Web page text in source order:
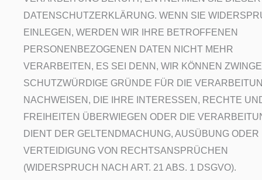
DATENSCHUTZERKLÄRUNG. WENN SIE
EINLEGEN, WERDEN WIR IHRE BETROFFENEN
PERSONENBEZOGENEN DATEN NICHT MEHR
VERARBEITEN, ES SEI DENN, WIR KÖNNEN
SCHUTZWÜRDIGE GRÜNDE FÜR DIE
NACHWEISEN, DIE IHRE INTERESSEN, RECHTE
FREIHEITEN ÜBERWIEGEN ODER DIE
DIENT DER GELTENDMACHUNG, AUSÜBUNG ODER
VERTEIDIGUNG VON RECHTSANSPRÜCHEN
(WIDERSPRUCH NACH ART. 21 ABS. 1 DSGVO).